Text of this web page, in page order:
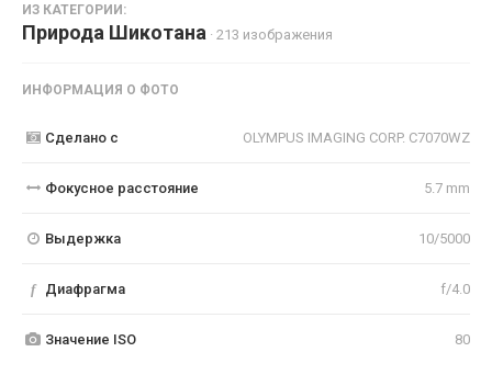
ИЗ КАТЕГОРИИ:
Природа Шикотана · 213 изображения
ИНФОРМАЦИЯ О ФОТО
Сделано с OLYMPUS IMAGING CORP. C7070WZ
Фокусное расстояние 5.7 mm
Выдержка 10/5000
f Диафрагма f/4.0
Значение ISO 80